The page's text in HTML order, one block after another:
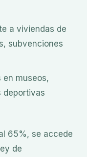
a viviendas de
subvenciones
en museos,
deportivas
65%, se accede
de